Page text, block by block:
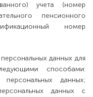
учета (номер
пенсионного
номер
данных для
способами:
персональных данных;
данных с